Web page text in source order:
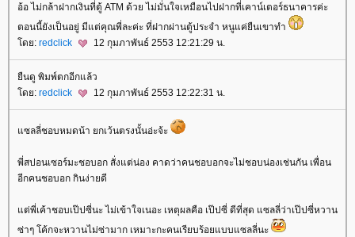
อ้อ ไม่กล้าฝากเงินที่ตู้ ATM ด้วย ไม่มั่นใจเหมือนไปฝากที่เคาน์เตอร์ธนาคารค่ะ
ตอนนี้ยังเป็นอยู่ มีแต่คุณพี่ละค่ะ ที่ฝากผ่านตู้ประจำ หนูแค่ยืนเขาทำ
ดย: redclick 12 กุมภาพันธ์ 2553 12:21:29 น.
ืนดู พิมพ์ตกอีกแล้ว
ดย: redclick 12 กุมภาพันธ์ 2553 12:22:31 น.
ซลลี่ชอบหมดน้า ยกเว้นตรงนั้นอ่ะจ้ะ
พี่สปอนเซอร์มะชอบอก สั่งแต่น่อง คาดว่าคนชอบอกจะไม่ชอบน่องเช่นกัน เพื่อน
อีกคนชอบอก กินง่ายดี
ต่พี่เค้าชอบเป๊ปซี่นะ ไม่เข้าใจเนอะ เหตุผลคือ เป๊ปซี่ ดีที่สุด แซลลี่ว่าเป๊ปซี่หวาน
ซ่าๆ โค้กจะหวานไม่ซ่ามาก เหมาะกะคนเรียบร้อยแบบแซลลี่นะ